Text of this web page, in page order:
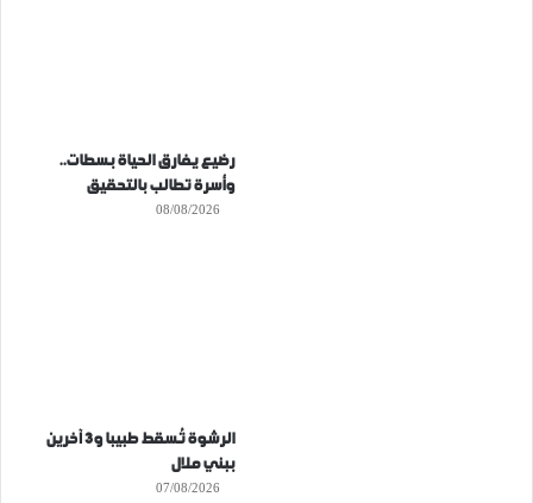
رضيع يفارق الحياة بسطات..
وأسرة تطالب بالتحقيق
08/08/2026
الرشوة تُسقط طبيبا و3 آخرين
ببني ملال
07/08/2026